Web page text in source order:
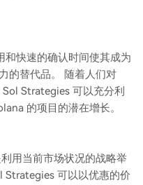
和快速的确认时间使其成为
的替代品。 随着人们对
Strategies 可以充分利
的项目的潜在增长。
用当前市场状况的战略举
Strategies 可以以优惠的价